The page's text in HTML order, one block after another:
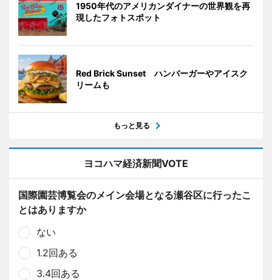
1950年代のアメリカンダイナーの世界観を再
現したフォトスポット
Red Brick Sunset ハンバーガーやアイスク
リームも
もっと見る
ヨコハマ経済新聞VOTE
国際園芸博覧会のメイン会場となる瀬谷区に行ったこ
とはありますか
ない
1.2回ある
3.4回ある